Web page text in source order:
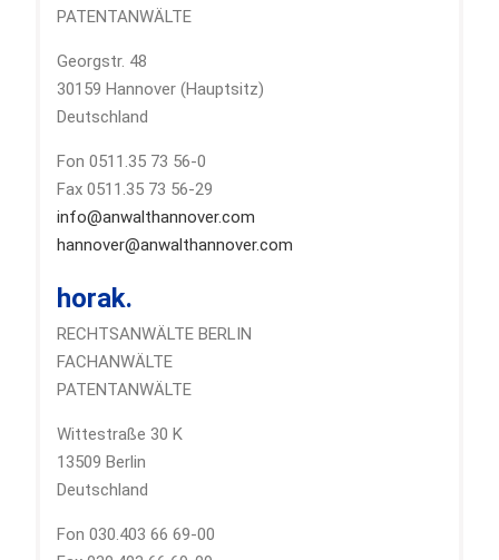
PATENTANWÄLTE
Georgstr. 48
30159 Hannover (Hauptsitz)
Deutschland
Fon 0511.35 73 56-0
Fax 0511.35 73 56-29
info@anwalthannover.com
hannover@anwalthannover.com
horak.
RECHTSANWÄLTE BERLIN
FACHANWÄLTE
PATENTANWÄLTE
Wittestraße 30 K
13509 Berlin
Deutschland
Fon 030.403 66 69-00